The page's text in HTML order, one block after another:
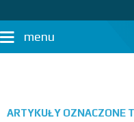
menu
ARTYKUŁY OZNACZONE